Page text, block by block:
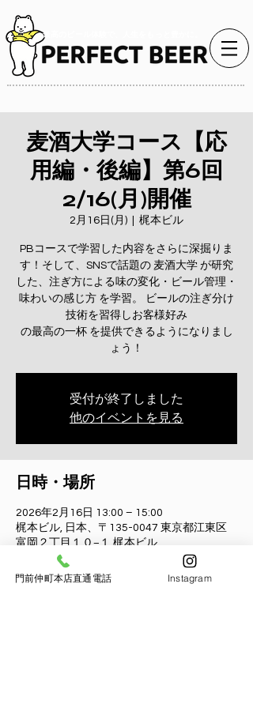
最高のビール体験で、人生をもっと豊かに。
麦酒大学コース【応
用編・後編】第6回
2/16(月)開催
2月16日(月) 梶本ビル
PBコースで学習した内容をさらに深掘りま
す！そして、SNSで話題の 麦酒大学 が研究
した、注ぎ方による味の変化・ビール管理・
味わいの感じ方 を学習。 ビールの注ぎ分け
技術を習得しお客様好み
の最高の一杯 を提供できるようになりまし
受付が終了しました
他のイベントを見る
日時・場所
2026年2月16日 13:00 – 15:00
梶本ビル, 日本、〒135-0047 東京都江東区
富岡２丁目１０−１ 梶本ビル
参加者
門前仲町本店直通電話 Instagram